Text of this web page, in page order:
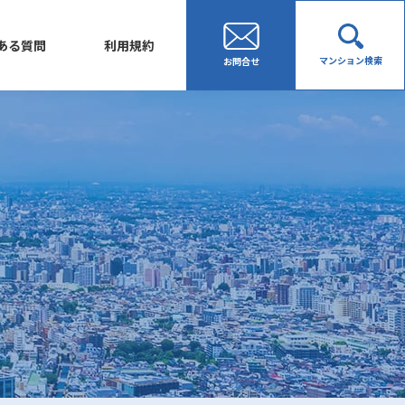
る質問 利用規約
お問合せ マンション検索